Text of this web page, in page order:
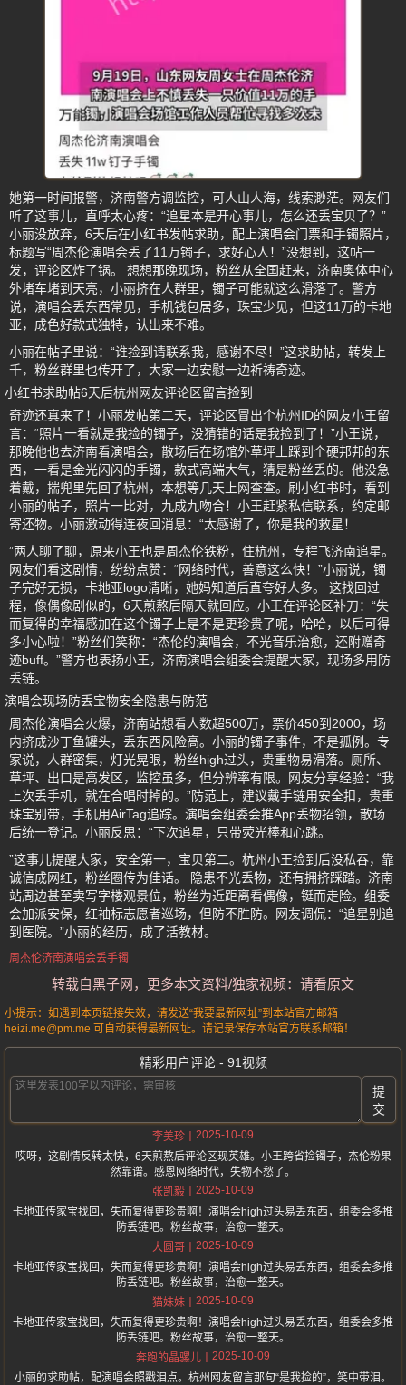
她第一时间报警，济南警方调监控，可人山人海，线索渺茫。网友们
听了这事儿，直呼太心疼：“追星本是开心事儿，怎么还丢宝贝了？”
小丽没放弃，6天后在小红书发帖求助，配上演唱会门票和手镯照片，
标题写“周杰伦演唱会丢了11万镯子，求好心人！”没想到，这帖一
发，评论区炸了锅。 想想那晚现场，粉丝从全国赶来，济南奥体中心
外堵车堵到天亮，小丽挤在人群里，镯子可能就这么滑落了。警方
说，演唱会丢东西常见，手机钱包居多，珠宝少见，但这11万的卡地
亚，成色好款式独特，认出来不难。
小丽在帖子里说：“谁捡到请联系我，感谢不尽！”这求助帖，转发上
千，粉丝群里也传开了，大家一边安慰一边祈祷奇迹。
小红书求助帖6天后杭州网友评论区留言捡到
奇迹还真来了！小丽发帖第二天，评论区冒出个杭州ID的网友小王留
言：“照片一看就是我捡的镯子，没猜错的话是我捡到了！”小王说，
那晚他也去济南看演唱会，散场后在场馆外草坪上踩到个硬邦邦的东
西，一看是金光闪闪的手镯，款式高端大气，猜是粉丝丢的。他没急
着戴，揣兜里先回了杭州，本想等几天上网查查。刷小红书时，看到
小丽的帖子，照片一比对，九成九吻合！小王赶紧私信联系，约定邮
寄还物。小丽激动得连夜回消息：“太感谢了，你是我的救星！
”两人聊了聊，原来小王也是周杰伦铁粉，住杭州，专程飞济南追星。
网友们看这剧情，纷纷点赞：“网络时代，善意这么快！”小丽说，镯
子完好无损，卡地亚logo清晰，她妈知道后直夸好人多。 这找回过
程，像偶像剧似的，6天煎熬后隔天就回应。小王在评论区补刀：“失
而复得的幸福感加在这个镯子上是不是更珍贵了呢，哈哈，以后可得
多小心啦！”粉丝们笑称：“杰伦的演唱会，不光音乐治愈，还附赠奇
迹buff。”警方也表扬小王，济南演唱会组委会提醒大家，现场多用防
丢链。
演唱会现场防丢宝物安全隐患与防范
周杰伦演唱会火爆，济南站想看人数超500万，票价450到2000，场
内挤成沙丁鱼罐头，丢东西风险高。小丽的镯子事件，不是孤例。专
家说，人群密集，灯光晃眼，粉丝high过头，贵重物易滑落。厕所、
草坪、出口是高发区，监控虽多，但分辨率有限。网友分享经验：“我
上次丢手机，就在合唱时掉的。”防范上，建议戴手链用安全扣，贵重
珠宝别带，手机用AirTag追踪。演唱会组委会推App丢物招领，散场
后统一登记。小丽反思：“下次追星，只带荧光棒和心跳。
”这事儿提醒大家，安全第一，宝贝第二。杭州小王捡到后没私吞，靠
诚信成网红，粉丝圈传为佳话。 隐患不光丢物，还有拥挤踩踏。济南
站周边甚至卖写字楼观景位，粉丝为近距离看偶像，铤而走险。组委
会加派安保，红袖标志愿者巡场，但防不胜防。网友调侃：“追星别追
到医院。”小丽的经历，成了活教材。
周杰伦济南演唱会丢手镯
转载自黑子网，更多本文资料/独家视频：请看原文
小提示：如遇到本页链接失效，请发送“我要最新网址”到本站官方邮箱
heizi.me@pm.me 可自动获得最新网址。请记录保存本站官方联系邮箱！
精彩用户评论 - 91视频
提
交
李美珍
2025-10-09
哎呀，这剧情反转太快，6天煎熬后评论区现英雄。小王跨省捡镯子，杰伦粉果
然靠谱。感恩网络时代，失物不愁了。
张凯毅
2025-10-09
卡地亚传家宝找回，失而复得更珍贵啊！演唱会high过头易丢东西，组委会多推
防丢链吧。粉丝故事，治愈一整天。
大圆哥
2025-10-09
卡地亚传家宝找回，失而复得更珍贵啊！演唱会high过头易丢东西，组委会多推
防丢链吧。粉丝故事，治愈一整天。
猫妹妹
2025-10-09
卡地亚传家宝找回，失而复得更珍贵啊！演唱会high过头易丢东西，组委会多推
防丢链吧。粉丝故事，治愈一整天。
奔跑的晶骡儿
2025-10-09
小丽的求助帖，配演唱会照戳泪点。杭州网友留言那句“是我捡的”，笑中带泪。